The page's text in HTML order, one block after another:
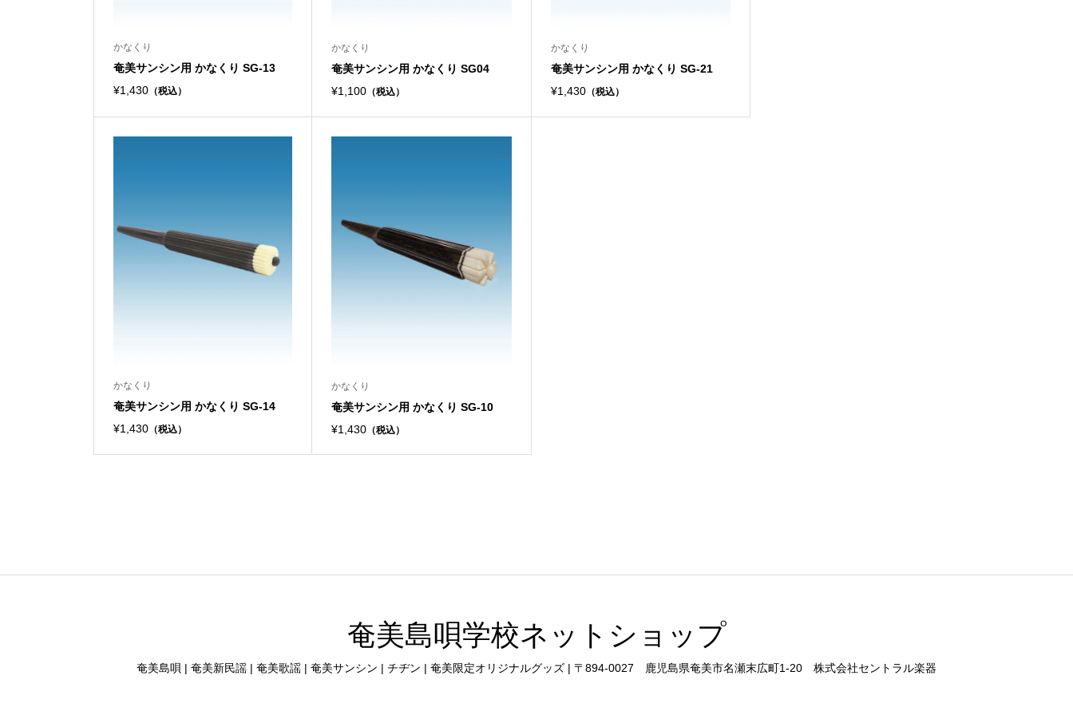
かなくり
奄美サンシン用 かなくり SG-13
¥1,430 （税込）
かなくり
奄美サンシン用 かなくり SG04
¥1,100 （税込）
かなくり
奄美サンシン用 かなくり SG-21
¥1,430（税込）
かなくり
奄美サンシン用 かなくり SG-14
¥1,430 （税込）
かなくり
奄美サンシン用 かなくり SG-10
¥1,430 （税込）
奄美島唄学校ネットショップ
奄美島唄 | 奄美新民謡 | 奄美歌謡 | 奄美サンシン | チヂン | 奄美限定オリジナルグッズ | 〒894-0027 鹿児島県奄美市名瀬末広町1-20 株式会社セントラル楽器